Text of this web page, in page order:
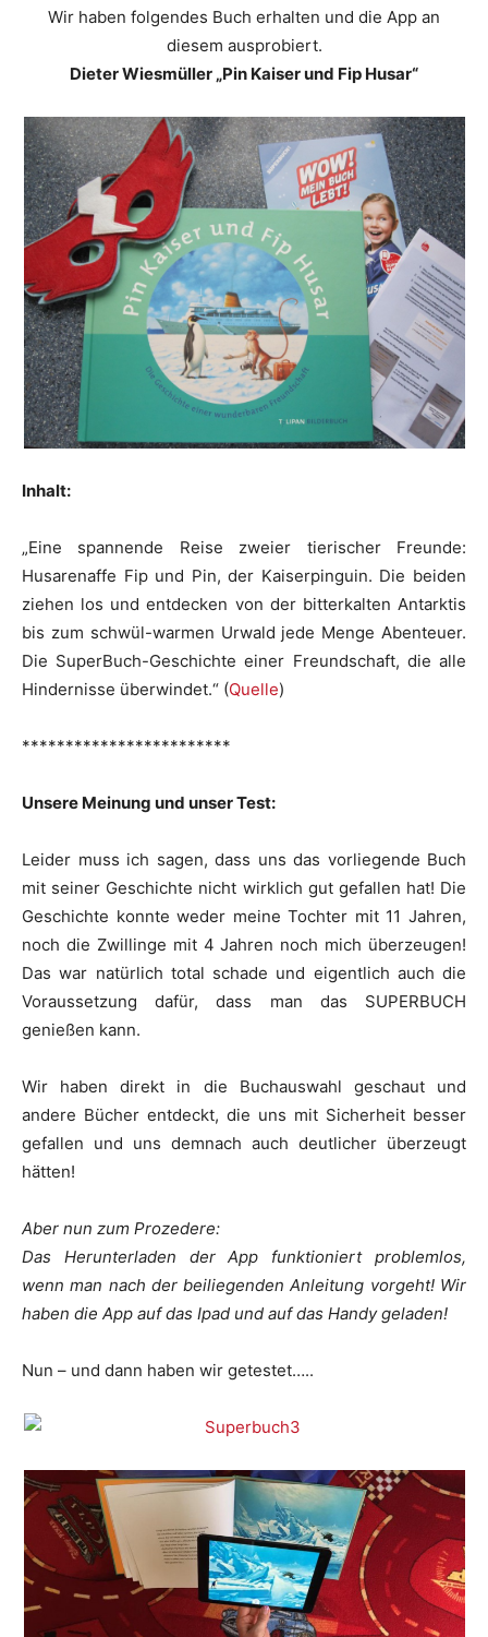
Wir haben folgendes Buch erhalten und die App an
diesem ausprobiert.
Dieter Wiesmüller „Pin Kaiser und Fip Husar“
Inhalt:
„Eine spannende Reise zweier tierischer Freunde:
Husarenaffe Fip und Pin, der Kaiserpinguin. Die beiden
ziehen los und entdecken von der bitterkalten Antarktis
bis zum schwül-warmen Urwald jede Menge Abenteuer.
Die SuperBuch-Geschichte einer Freundschaft, die alle
Hindernisse überwindet.“ (Quelle)
************************
Unsere Meinung und unser Test:
Leider muss ich sagen, dass uns das vorliegende Buch
mit seiner Geschichte nicht wirklich gut gefallen hat! Die
Geschichte konnte weder meine Tochter mit 11 Jahren,
noch die Zwillinge mit 4 Jahren noch mich überzeugen!
Das war natürlich total schade und eigentlich auch die
Voraussetzung dafür, dass man das SUPERBUCH
genießen kann.
Wir haben direkt in die Buchauswahl geschaut und
andere Bücher entdeckt, die uns mit Sicherheit besser
gefallen und uns demnach auch deutlicher überzeugt
hätten!
Aber nun zum Prozedere:
Das Herunterladen der App funktioniert problemlos,
wenn man nach der beiliegenden Anleitung vorgeht! Wir
haben die App auf das Ipad und auf das Handy geladen!
Nun – und dann haben wir getestet…..